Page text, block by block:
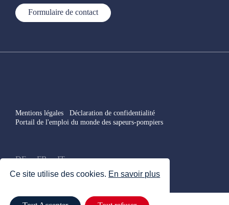
Ce site utilise des cookies. En savoir plus
Formulaire de contact
Mentions légales
Déclaration de confidentialité
Portail de l'emploi du monde des sapeurs-pompiers
DE FR IT